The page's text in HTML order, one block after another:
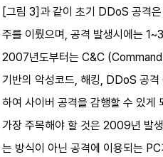
[그림 3]과 같이 초기 DDoS 공격
주를 이뤘으며, 공격 발생시에는
2007년도부터는 C&C (Command
기반의 악성코드, 해킹, DDoS 공격
하여 사이버 공격을 감행할 수 있게
가장 주목해야 할 것은 2009년 발
는 방식이 아닌 공격에 이용되는